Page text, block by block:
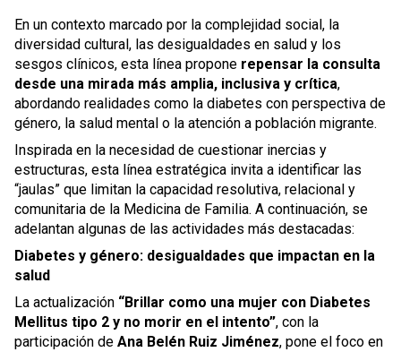
En un contexto marcado por la complejidad social, la
diversidad cultural, las desigualdades en salud y los
sesgos clínicos, esta línea propone repensar la consulta
desde una mirada más amplia, inclusiva y crítica,
abordando realidades como la diabetes con perspectiva de
género, la salud mental o la atención a población migrante.
Inspirada en la necesidad de cuestionar inercias y
estructuras, esta línea estratégica invita a identificar las
“jaulas” que limitan la capacidad resolutiva, relacional y
comunitaria de la Medicina de Familia. A continuación, se
adelantan algunas de las actividades más destacadas:
Diabetes y género: desigualdades que impactan en la
salud
La actualización “Brillar como una mujer con Diabetes
Mellitus tipo 2 y no morir en el intento”, con la
participación de Ana Belén Ruiz Jiménez, pone el foco en